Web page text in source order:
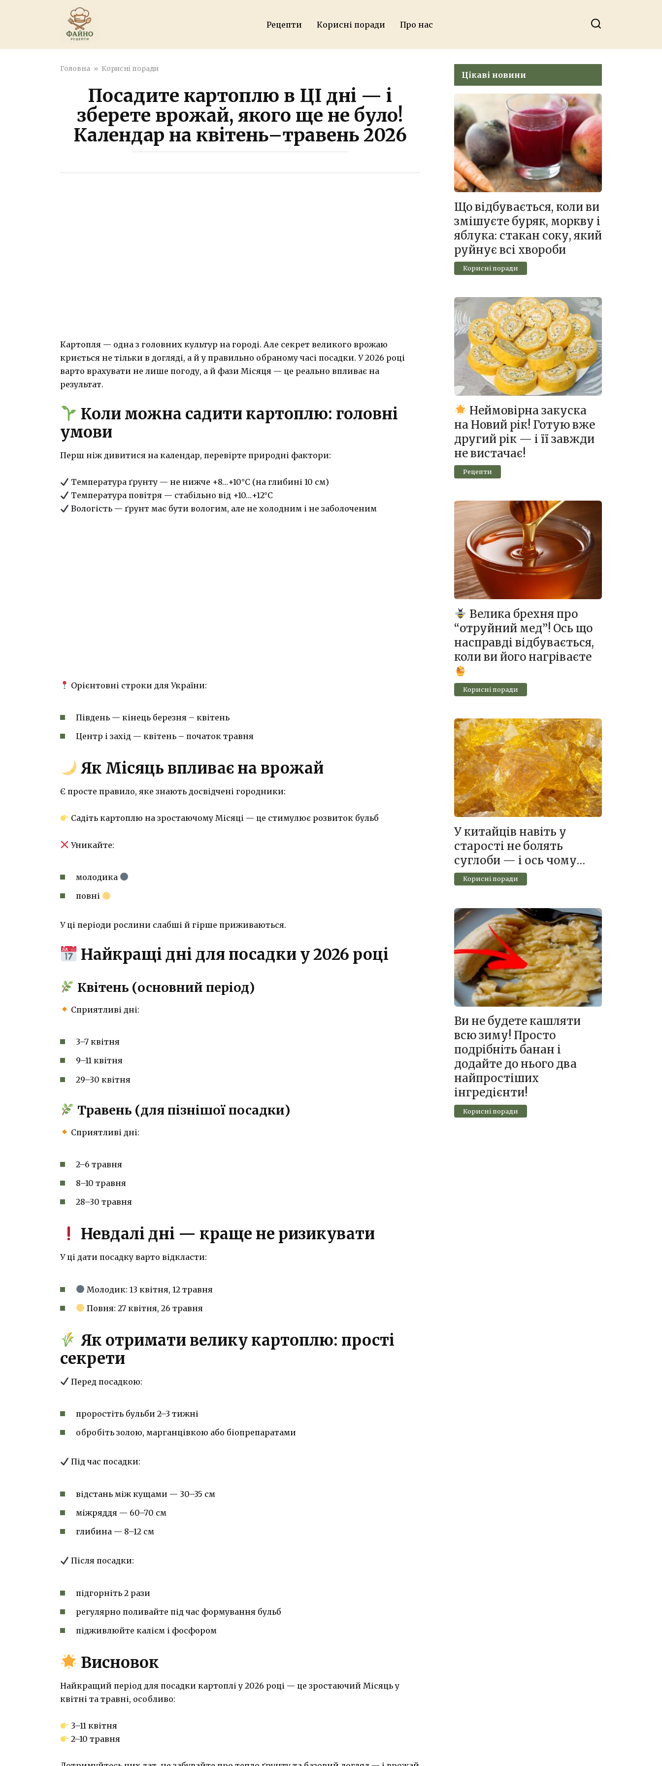
Рецепти Корисні поради Про нас
Головна » Корисні поради
Посадите картоплю в ЦІ дні — і
зберете врожай, якого ще не було!
Календар на квітень–травень 2026
Картопля — одна з головних культур на городі. Але секрет великого врожаю
криється не тільки в догляді, а й у правильно обраному часі посадки. У 2026 році
варто врахувати не лише погоду, а й фази Місяця — це реально впливає на
результат.
Коли можна садити картоплю: головні
умови
Перш ніж дивитися на календар, перевірте природні фактори:
Температура ґрунту — не нижче +8…+10°C (на глибині 10 см)
Температура повітря — стабільно від +10…+12°C
Вологість — ґрунт має бути вологим, але не холодним і не заболоченим
Орієнтовні строки для України:
Південь — кінець березня – квітень
Центр і захід — квітень – початок травня
Як Місяць впливає на врожай
Є просте правило, яке знають досвідчені городники:
Садіть картоплю на зростаючому Місяці — це стимулює розвиток бульб
Уникайте:
молодика
повні
У ці періоди рослини слабші й гірше приживаються.
Найкращі дні для посадки у 2026 році
Квітень (основний період)
Сприятливі дні:
3–7 квітня
9–11 квітня
29–30 квітня
Травень (для пізнішої посадки)
Сприятливі дні:
2–6 травня
8–10 травня
28–30 травня
Невдалі дні — краще не ризикувати
У ці дати посадку варто відкласти:
Молодик: 13 квітня, 12 травня
Повня: 27 квітня, 26 травня
Як отримати велику картоплю: прості
секрети
Перед посадкою:
проростіть бульби 2–3 тижні
обробіть золою, марганцівкою або біопрепаратами
Під час посадки:
відстань між кущами — 30–35 см
міжряддя — 60–70 см
глибина — 8–12 см
Після посадки:
підгорніть 2 рази
регулярно поливайте під час формування бульб
підживлюйте калієм і фосфором
Висновок
Найкращий період для посадки картоплі у 2026 році — це зростаючий Місяць у
квітні та травні, особливо:
3–11 квітня
2–10 травня
Цікаві новини
Що відбувається, коли ви
змішуєте буряк, моркву і
яблука: стакан соку, який
руйнує всі хвороби
Корисні поради
Неймовірна закуска
на Новий рік! Готую вже
другий рік — і її завжди
не вистачає!
Рецепти
Велика брехня про
“отруйний мед”! Ось що
насправді відбувається,
коли ви його нагріваєте
Корисні поради
У китайців навіть у
старості не болять
суглоби — і ось чому…
Корисні поради
Ви не будете кашляти
всю зиму! Просто
подрібніть банан і
додайте до нього два
найпростіших
інгредієнти!
Корисні поради